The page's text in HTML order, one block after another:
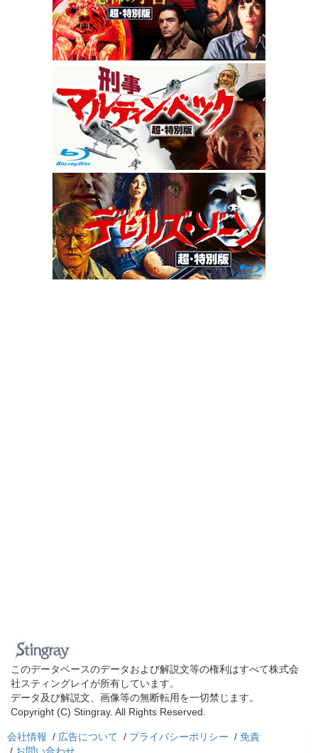
このデータベースのデータおよび解説文等の権利はすべて株式会
社スティングレイが所有しています。
データ及び解説文、画像等の無断転用を一切禁じます。
Copyright (C) Stingray. All Rights Reserved.
会社情報 / 広告について / プライバシーポリシー / 免責